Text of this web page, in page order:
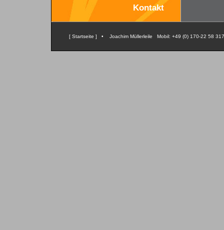
Kontakt
[ Startseite ] • Joachim Müllerleile Mobil: +49 (0) 170-22 58